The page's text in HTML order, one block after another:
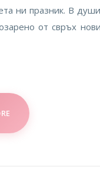
ни празник. В
от свръх